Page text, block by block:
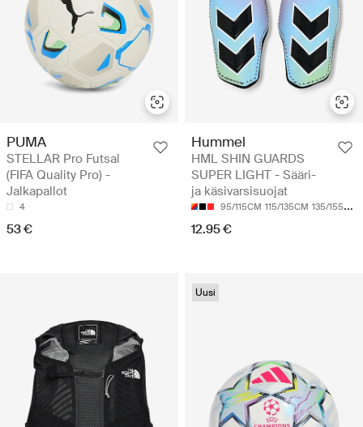
PUMA
STELLAR Pro Futsal
(FIFA Quality Pro) -
Jalkapallot
4
53 €
Hummel
HML SHIN GUARDS
SUPER LIGHT - Sääri-
ja käsivarsisuojat
95/115CM 115/135CM 135/155CM
12.95 €
Uusi